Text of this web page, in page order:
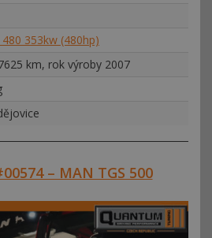
480 353kw (480hp)
km, rok výroby 2007
– MAN TGS 500